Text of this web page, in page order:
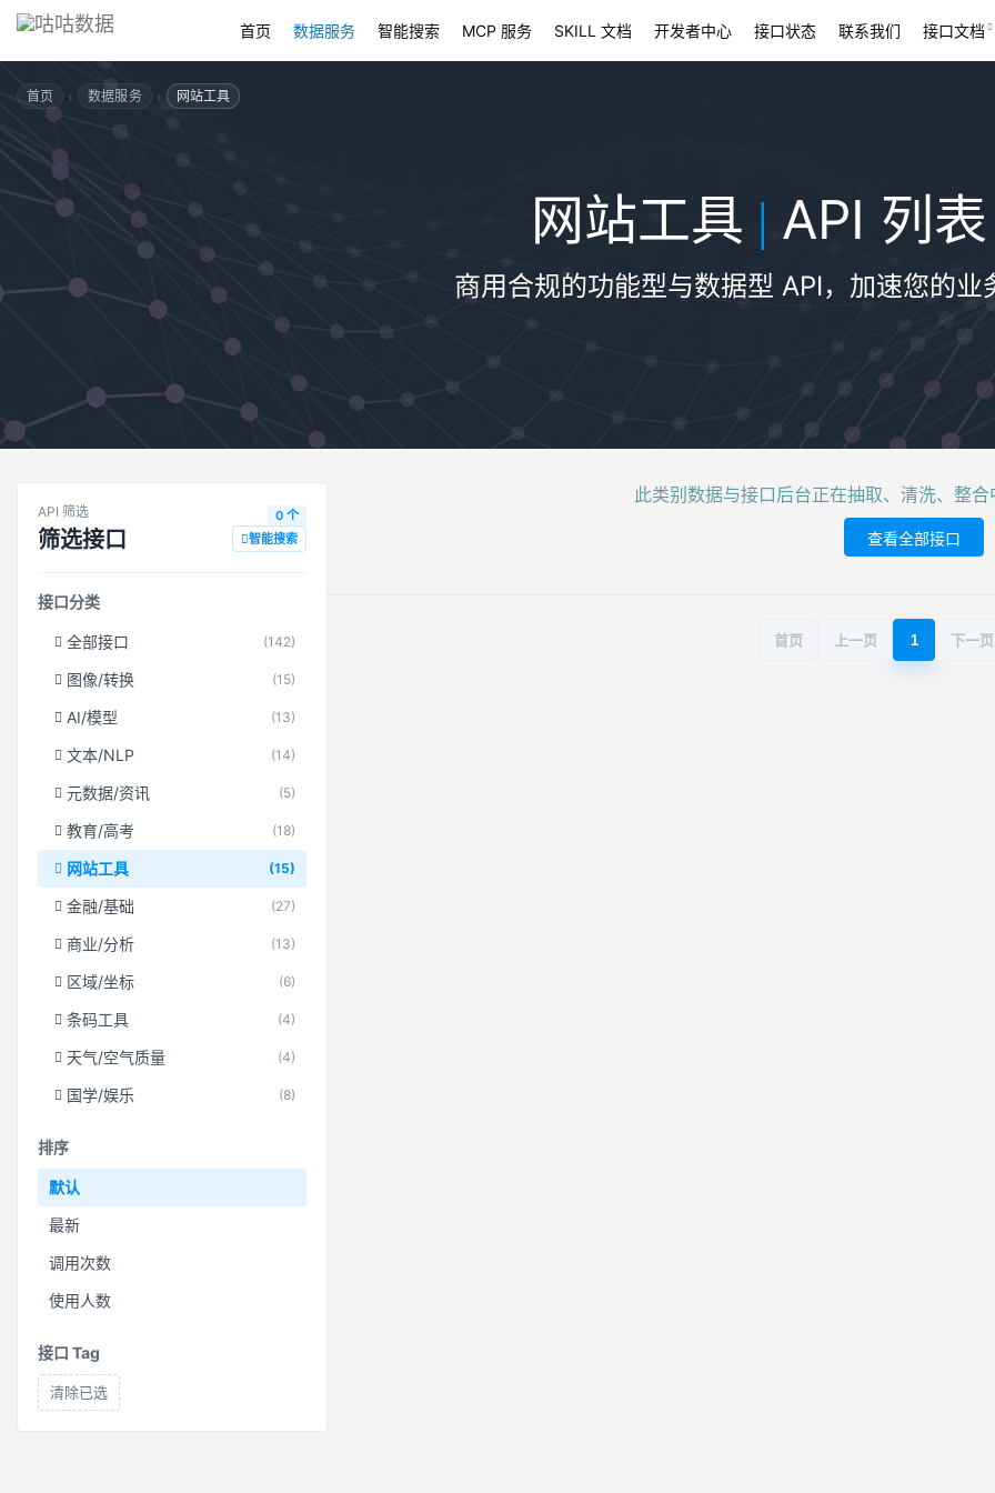
首页 数据服务 智能搜索 MCP 服务 SKILL 文档 开发者中心 接口状态 联系我们 接口文档
首页 › 数据服务 › 网站工具
网站工具 | API 列表
商用合规的功能型与数据型 API，加速您的业
API 筛选
筛选接口
0 个
智能搜索
接口分类
全部接口 (142)
图像/转换 (15)
AI/模型 (13)
文本/NLP (14)
元数据/资讯 (5)
教育/高考 (18)
网站工具 (15)
金融/基础 (27)
商业/分析 (13)
区域/坐标 (6)
条码工具 (4)
天气/空气质量 (4)
国学/娱乐 (8)
排序
默认
最新
调用次数
使用人数
接口 Tag
清除已选
此类别数据与接口后台正在抽取、清洗、整
查看全部接口
首页 上一页 1 下一页